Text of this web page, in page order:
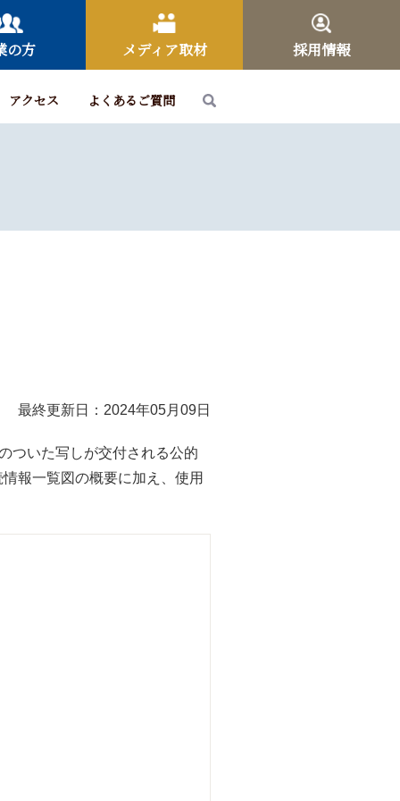
の方 メディア取材 採用情報
アクセス よくあるご質問
最終更新日：2024年05月09日
ついた写しが交付される公的
報一覧図の概要に加え、使用